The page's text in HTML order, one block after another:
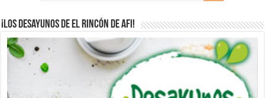
¡Los desayunos de El Rincón de Afi!